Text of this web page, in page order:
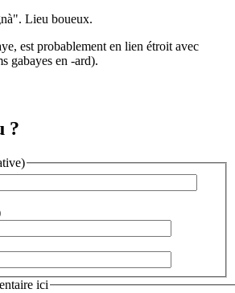
Lieu boueux.
est probablement en lien étroit avec
gabayes en -ard).
?
ici